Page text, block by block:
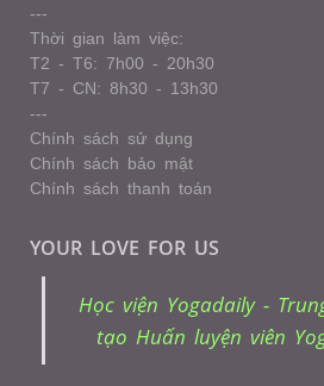
---
Thời gian làm việc:
T2 - T6: 7h00 - 20h30
T7 - CN: 8h30 - 13h30
---
Chính sách sử dụng
Chính sách bảo mật
Chính sách thanh toán
YOUR LOVE FOR US
Học viện Yogadaily -
tạo Huấn luyện viên